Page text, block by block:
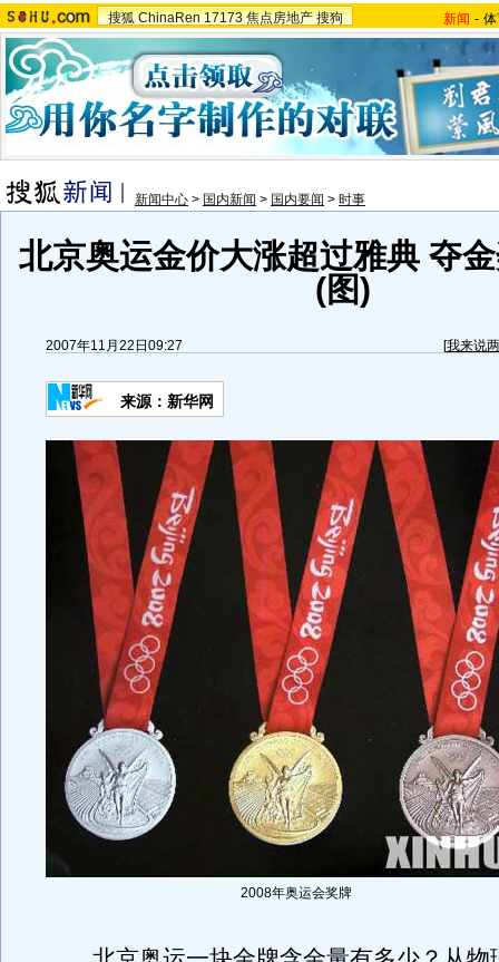
搜狐 ChinaRen 17173 焦点房地产 搜狗 新闻 -
新闻中心 > 国内新闻 > 国内要闻 > 时事
北京奥运金价大涨超过雅典 夺
(图)
2007年11月22日09:27 [我来说
来源：新华网
2008年奥运会奖牌